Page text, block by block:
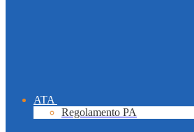
ATA
Regolamento PA